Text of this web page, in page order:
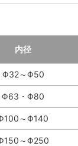
内径
Φ32～Φ50
Φ63・Φ80
～Φ140
～Φ250